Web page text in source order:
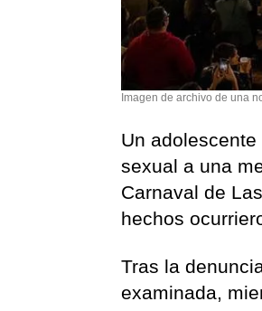
Imagen de archivo de una
Un
sexual a una
Carnaval de
hechos
Tras la
examinada,